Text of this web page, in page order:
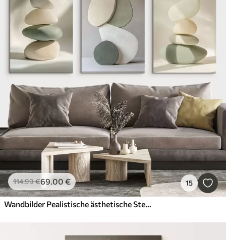
114.99€69.00 € 15
Wandbilder Pealistische ästhetische Steine, Heimdekoration, natürliche Beleuchtung